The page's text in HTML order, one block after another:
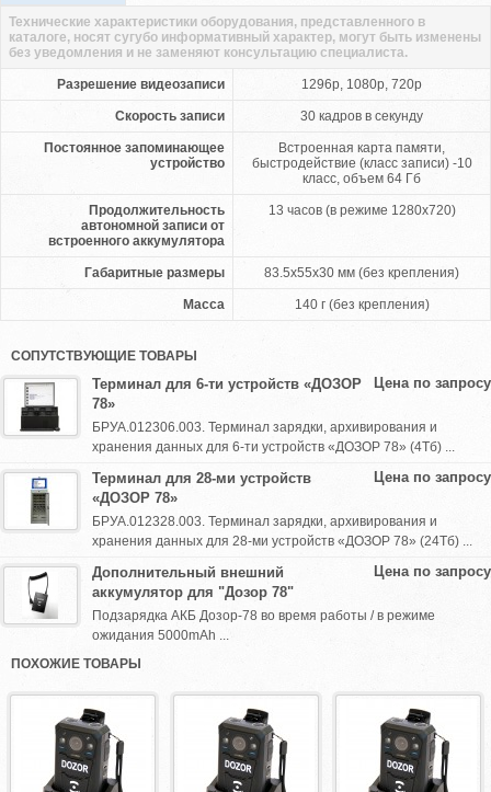
Разрешение видеозаписи 1296p, 1080p, 720p
Скорость записи 30 кадров в секунду
Постоянное запоминающее
устройство
Встроенная карта памяти,
быстродействие (класс записи) -10
класс, объем 64 Гб
Продолжительность
автономной записи от
встроенного аккумулятора
13 часов (в режиме 1280x720)
Габаритные размеры 83.5x55x30 мм (без крепления)
Масса 140 г (без крепления)
Технические характеристики оборудования, представленного в
каталоге, носят сугубо информативный характер, могут быть изменены
без уведомления и не заменяют консультацию специалиста.
СОПУТСТВУЮЩИЕ ТОВАРЫ
Цена по запросу
Терминал для 6-ти устройств «ДОЗОР
78»
БРУА.012306.003. Терминал зарядки, архивирования и
хранения данных для 6-ти устройств «ДОЗОР 78» (4Тб) ...
Цена по запросу
Терминал для 28-ми устройств
«ДОЗОР 78»
БРУА.012328.003. Терминал зарядки, архивирования и
хранения данных для 28-ми устройств «ДОЗОР 78» (24Тб) ...
Цена по запросу
Дополнительный внешний
аккумулятор для "Дозор 78"
Подзарядка АКБ Дозор-78 во время работы / в режиме
ожидания 5000mAh ...
ПОХОЖИЕ ТОВАРЫ